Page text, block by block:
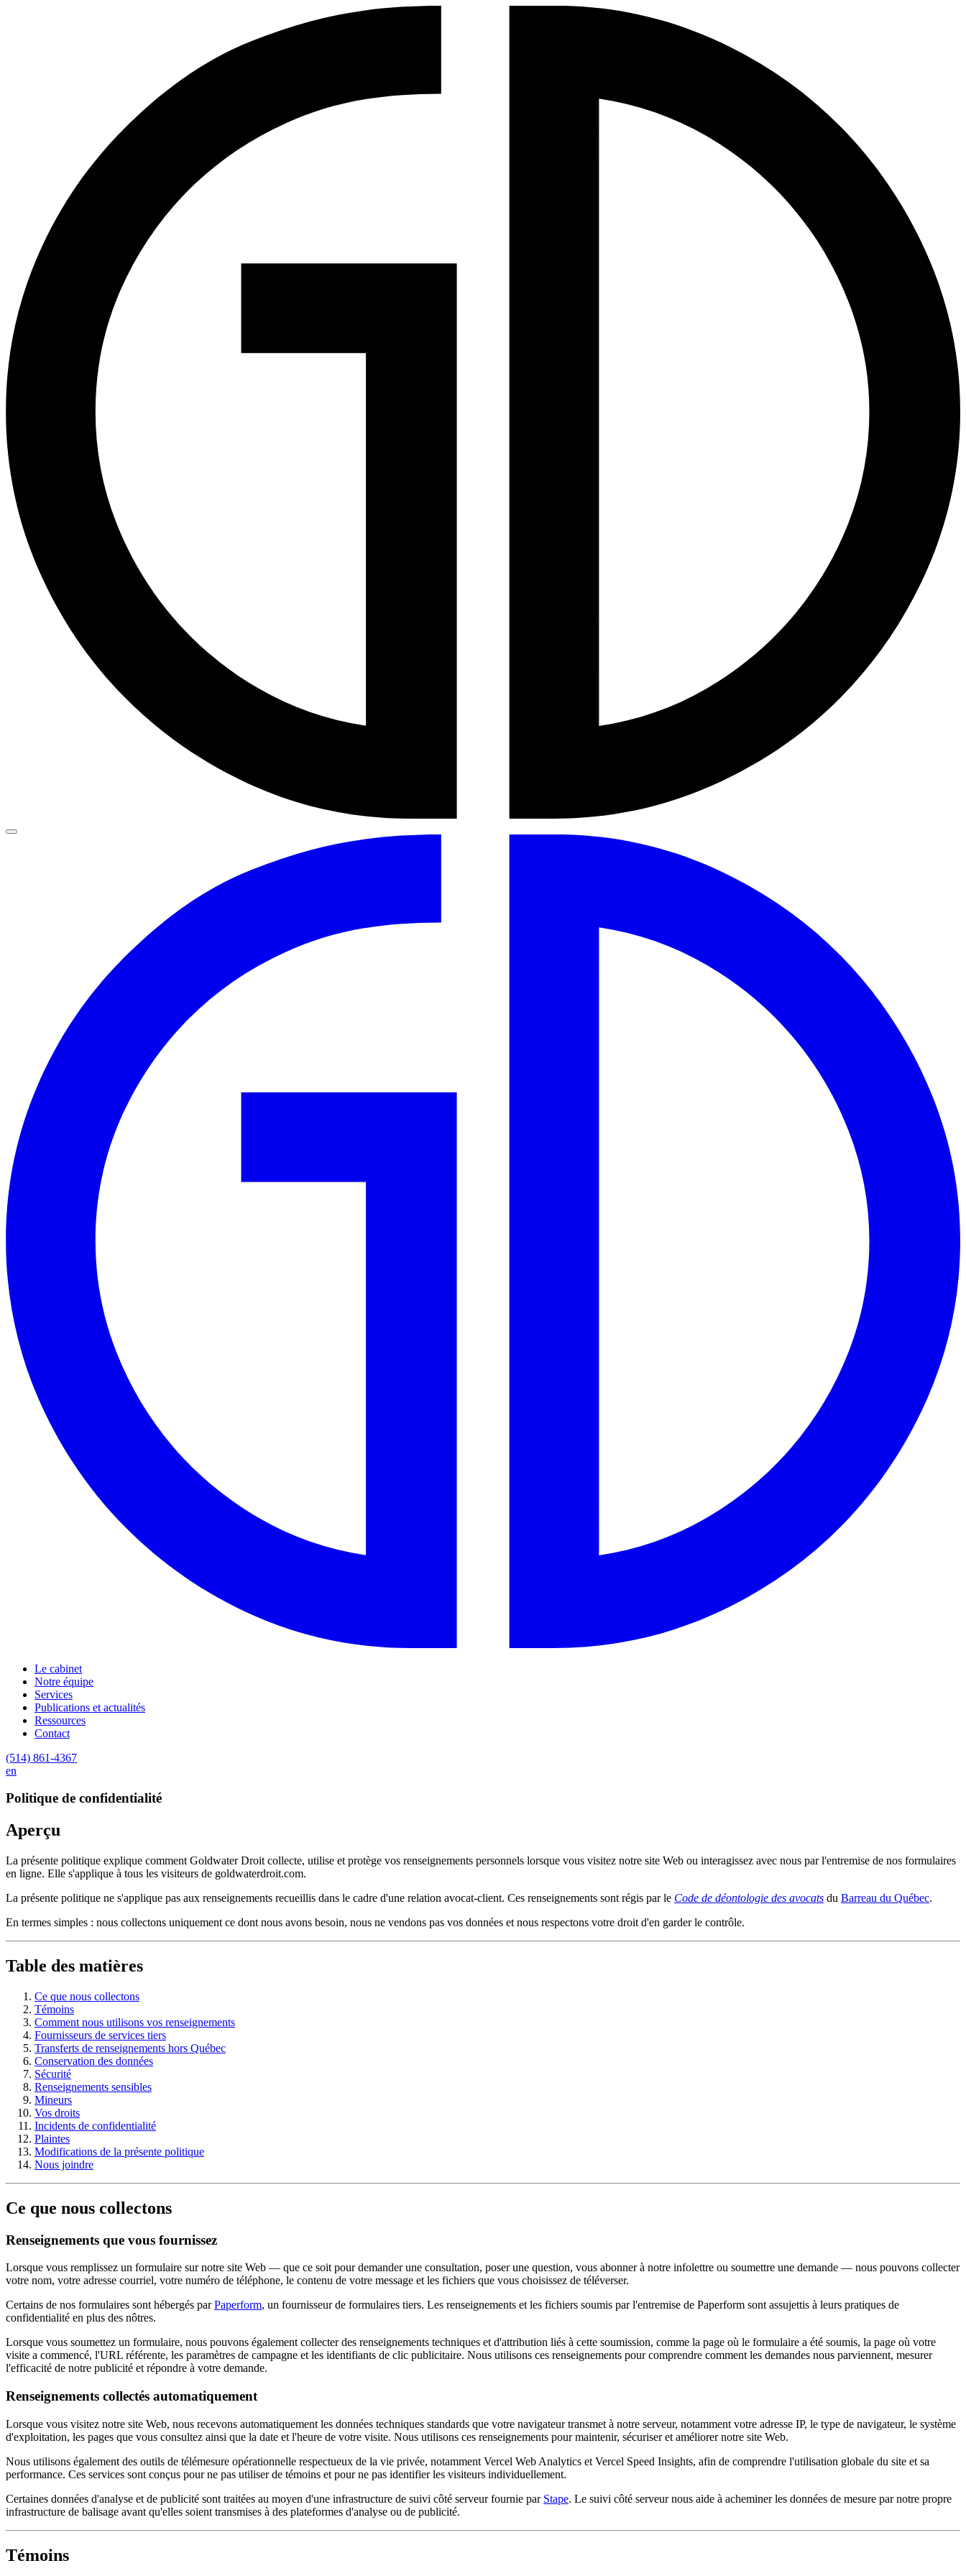
Le cabinet
Notre équipe
Services
Publications et actualités
Ressources
Contact
(514) 861-4367
en
Politique de confidentialité
Aperçu
La présente politique explique comment Goldwater Droit collecte, utilise et protège vos renseignements personnels lorsque vous visitez notre site Web ou interagissez avec nous par l'entremise de nos formulaires
en ligne. Elle s'applique à tous les visiteurs de goldwaterdroit.com.
La présente politique ne s'applique pas aux renseignements recueillis dans le cadre d'une relation avocat-client. Ces renseignements sont régis par le Code de déontologie des avocats du Barreau du Québec.
En termes simples : nous collectons uniquement ce dont nous avons besoin, nous ne vendons pas vos données et nous respectons votre droit d'en garder le contrôle.
Table des matières
Ce que nous collectons
Témoins
Comment nous utilisons vos renseignements
Fournisseurs de services tiers
Transferts de renseignements hors Québec
Conservation des données
Sécurité
Renseignements sensibles
Mineurs
Vos droits
Incidents de confidentialité
Plaintes
Modifications de la présente politique
Nous joindre
Ce que nous collectons
Renseignements que vous fournissez
Lorsque vous remplissez un formulaire sur notre site Web — que ce soit pour demander une consultation, poser une question, vous abonner à notre infolettre ou soumettre une demande — nous pouvons collecter
votre nom, votre adresse courriel, votre numéro de téléphone, le contenu de votre message et les fichiers que vous choisissez de téléverser.
Certains de nos formulaires sont hébergés parPaperform, un fournisseur de formulaires tiers. Les renseignements et les fichiers soumis par l'entremise de Paperform sont assujettis à leurs pratiques de
confidentialité en plus des nôtres.
Lorsque vous soumettez un formulaire, nous pouvons également collecter des renseignements techniques et d'attribution liés à cette soumission, comme la page où le formulaire a été soumis, la page où votre
visite a commencé, l'URL référente, les paramètres de campagne et les identifiants de clic publicitaire. Nous utilisons ces renseignements pour comprendre comment les demandes nous parviennent, mesurer
l'efficacité de notre publicité et répondre à votre demande.
Renseignements collectés automatiquement
Lorsque vous visitez notre site Web, nous recevons automatiquement les données techniques standards que votre navigateur transmet à notre serveur, notamment votre adresse IP, le type de navigateur, le système
d'exploitation, les pages que vous consultez ainsi que la date et l'heure de votre visite. Nous utilisons ces renseignements pour maintenir, sécuriser et améliorer notre site Web.
Nous utilisons également des outils de télémesure opérationnelle respectueux de la vie privée, notamment Vercel Web Analytics et Vercel Speed Insights, afin de comprendre l'utilisation globale du site et sa
performance. Ces services sont conçus pour ne pas utiliser de témoins et pour ne pas identifier les visiteurs individuellement.
Certaines données d'analyse et de publicité sont traitées au moyen d'une infrastructure de suivi côté serveur fournie par Stape. Le suivi côté serveur nous aide à acheminer les données de mesure par notre propre
infrastructure de balisage avant qu'elles soient transmises à des plateformes d'analyse ou de publicité.
Témoins